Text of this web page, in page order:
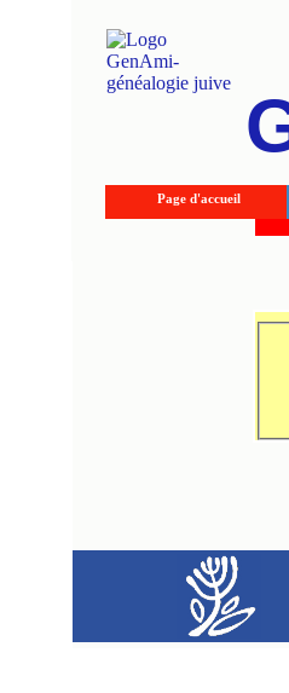
Page d'accueil